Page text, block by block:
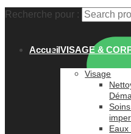
Recherche pour :
AccueilVISAGE &
Visage